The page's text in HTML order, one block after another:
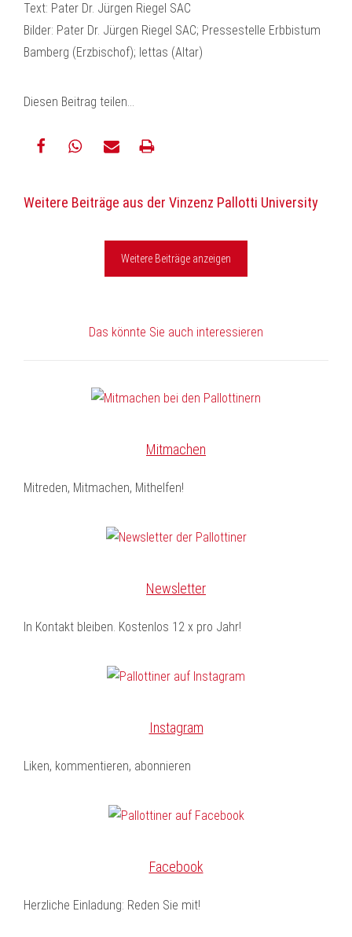
Text: Pater Dr. Jürgen Riegel SAC
Bilder: Pater Dr. Jürgen Riegel SAC; Pressestelle Erbbistum
Bamberg (Erzbischof); lettas (Altar)
Diesen Beitrag teilen…
Mail
Weitere Beiträge aus der Vinzenz Pallotti University
Weitere Beiträge anzeigen
Das könnte Sie auch interessieren
Mitmachen
Mitreden, Mitmachen, Mithelfen!
Newsletter
In Kontakt bleiben. Kostenlos 12 x pro Jahr!
Instagram
Liken, kommentieren, abonnieren
Facebook
Herzliche Einladung: Reden Sie mit!